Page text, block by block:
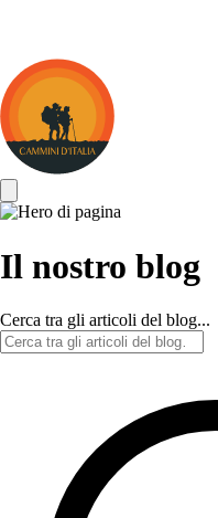
Cammini
d&#039;Italia
Il nostro blog
Cerca tra gli articoli del blog...